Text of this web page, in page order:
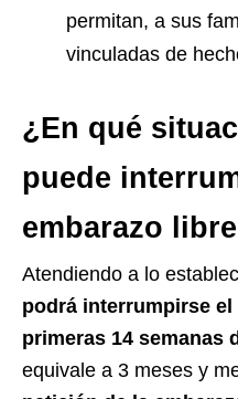
permitan, a sus
vinculadas de
¿En qué
puede
embarazo
Atendiendo a lo
podrá interrumpirse el
primeras 14 semanas
equivale a 3 meses y